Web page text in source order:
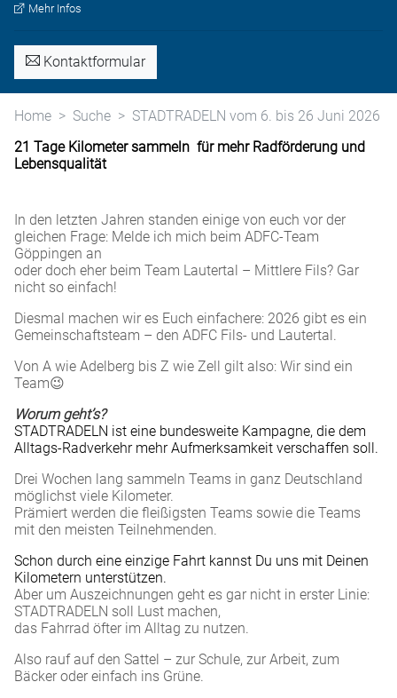
Mehr Infos
Kontaktformular
Home Suche
STADTRADELN vom 6. bis 26 Juni 2026
21 Tage Kilometer sammeln für mehr Radförderung und
Lebensqualität
In den letzten Jahren standen einige von euch vor der
gleichen Frage: Melde ich mich beim ADFC-Team
Göppingen an
oder doch eher beim Team Lautertal – Mittlere Fils? Gar
nicht so einfach!
Diesmal machen wir es Euch einfachere: 2026 gibt es ein
Gemeinschaftsteam – den ADFC Fils- und Lautertal.
Von A wie Adelberg bis Z wie Zell gilt also: Wir sind ein
Team😉
Worum geht’s?
STADTRADELN ist eine bundesweite Kampagne, die dem
Alltags-Radverkehr mehr Aufmerksamkeit verschaffen soll.
Drei Wochen lang sammeln Teams in ganz Deutschland
möglichst viele Kilometer.
Prämiert werden die fleißigsten Teams sowie die Teams
mit den meisten Teilnehmenden.
Schon durch eine einzige Fahrt kannst Du uns mit Deinen
Kilometern unterstützen.
Aber um Auszeichnungen geht es gar nicht in erster Linie:
STADTRADELN soll Lust machen,
das Fahrrad öfter im Alltag zu nutzen.
Also rauf auf den Sattel – zur Schule, zur Arbeit, zum
Bäcker oder einfach ins Grüne.